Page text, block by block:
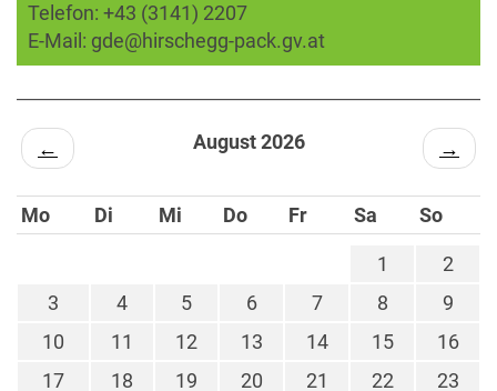
Telefon: +43 (3141) 2207
E-Mail: gde@hirschegg-pack.gv.at
← August 2026 →
Mo Di Mi Do Fr Sa So
1
2
3
4 5 6 7 8
9
10
11 12 13 14 15
16
17
18 19 20 21 22
23